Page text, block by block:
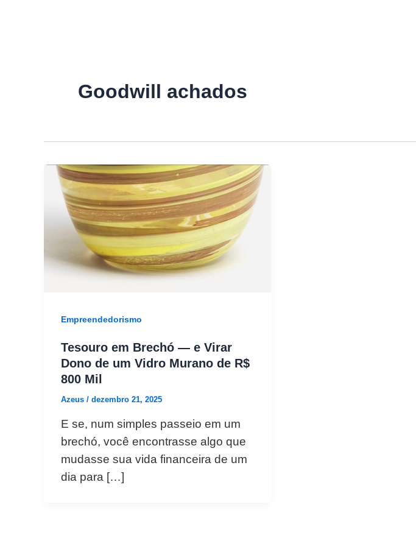
Goodwill achados
Empreendedorismo
Tesouro em Brechó — e Virar
Dono de um Vidro Murano de R$
800 Mil
Azeus / dezembro 21, 2025
E se, num simples passeio em um
brechó, você encontrasse algo que
mudasse sua vida financeira de um
dia para […]